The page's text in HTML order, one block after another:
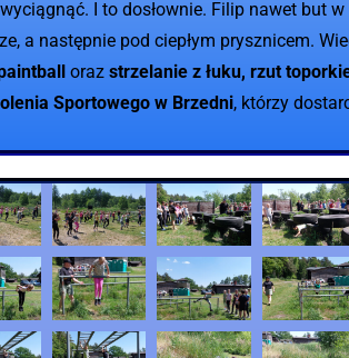
I to dosłownie. Filip nawet but
a następnie pod ciepłym prysznicem.
oraz strzelanie z łuku, rzut
Sportowego w Brzedni, którzy